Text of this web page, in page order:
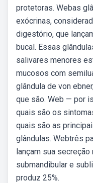
protetoras. Webas
exócrinas,
digestório, que
bucal. Essas
salivares menores
mucosos com
glândula de von
que são. Web — por
quais são os
quais são as
glândulas. Webtrês
lançam sua secreção
submandibular e
produz 25%.